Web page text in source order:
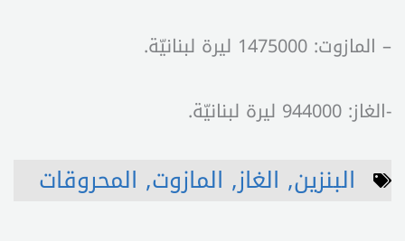
– المازوت: 1475000 ليرة لبنانيّة.
-الغاز: 944000 ليرة لبنانيّة.
البنزين, الغاز, المازوت, المحروقات